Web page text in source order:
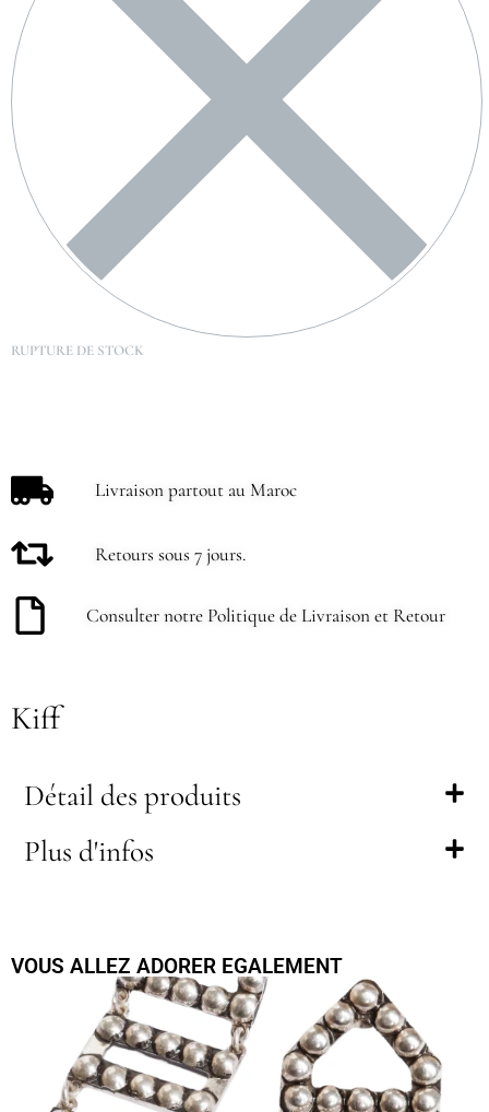
Livraison partout au Maroc
Retours sous 7 jours.
Consulter notre Politique de Livraison et Retour
RUPTURE DE STOCK
Kiff
Détail des produits
Plus d'infos
VOUS ALLEZ ADORER EGALEMENT